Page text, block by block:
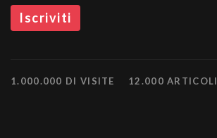
1.000.000 DI VISITE 12.000 ARTICOLI